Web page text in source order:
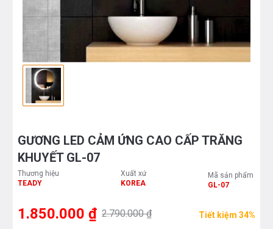
GƯƠNG LED CẢM ỨNG CAO CẤP TRĂNG
KHUYẾT GL-07
Thương hiệu
TEADY
Xuất xứ
KOREA
Mã sản phẩm
GL-07
1.850.000 ₫ 2.790.000 ₫ Tiết kiệm 34%